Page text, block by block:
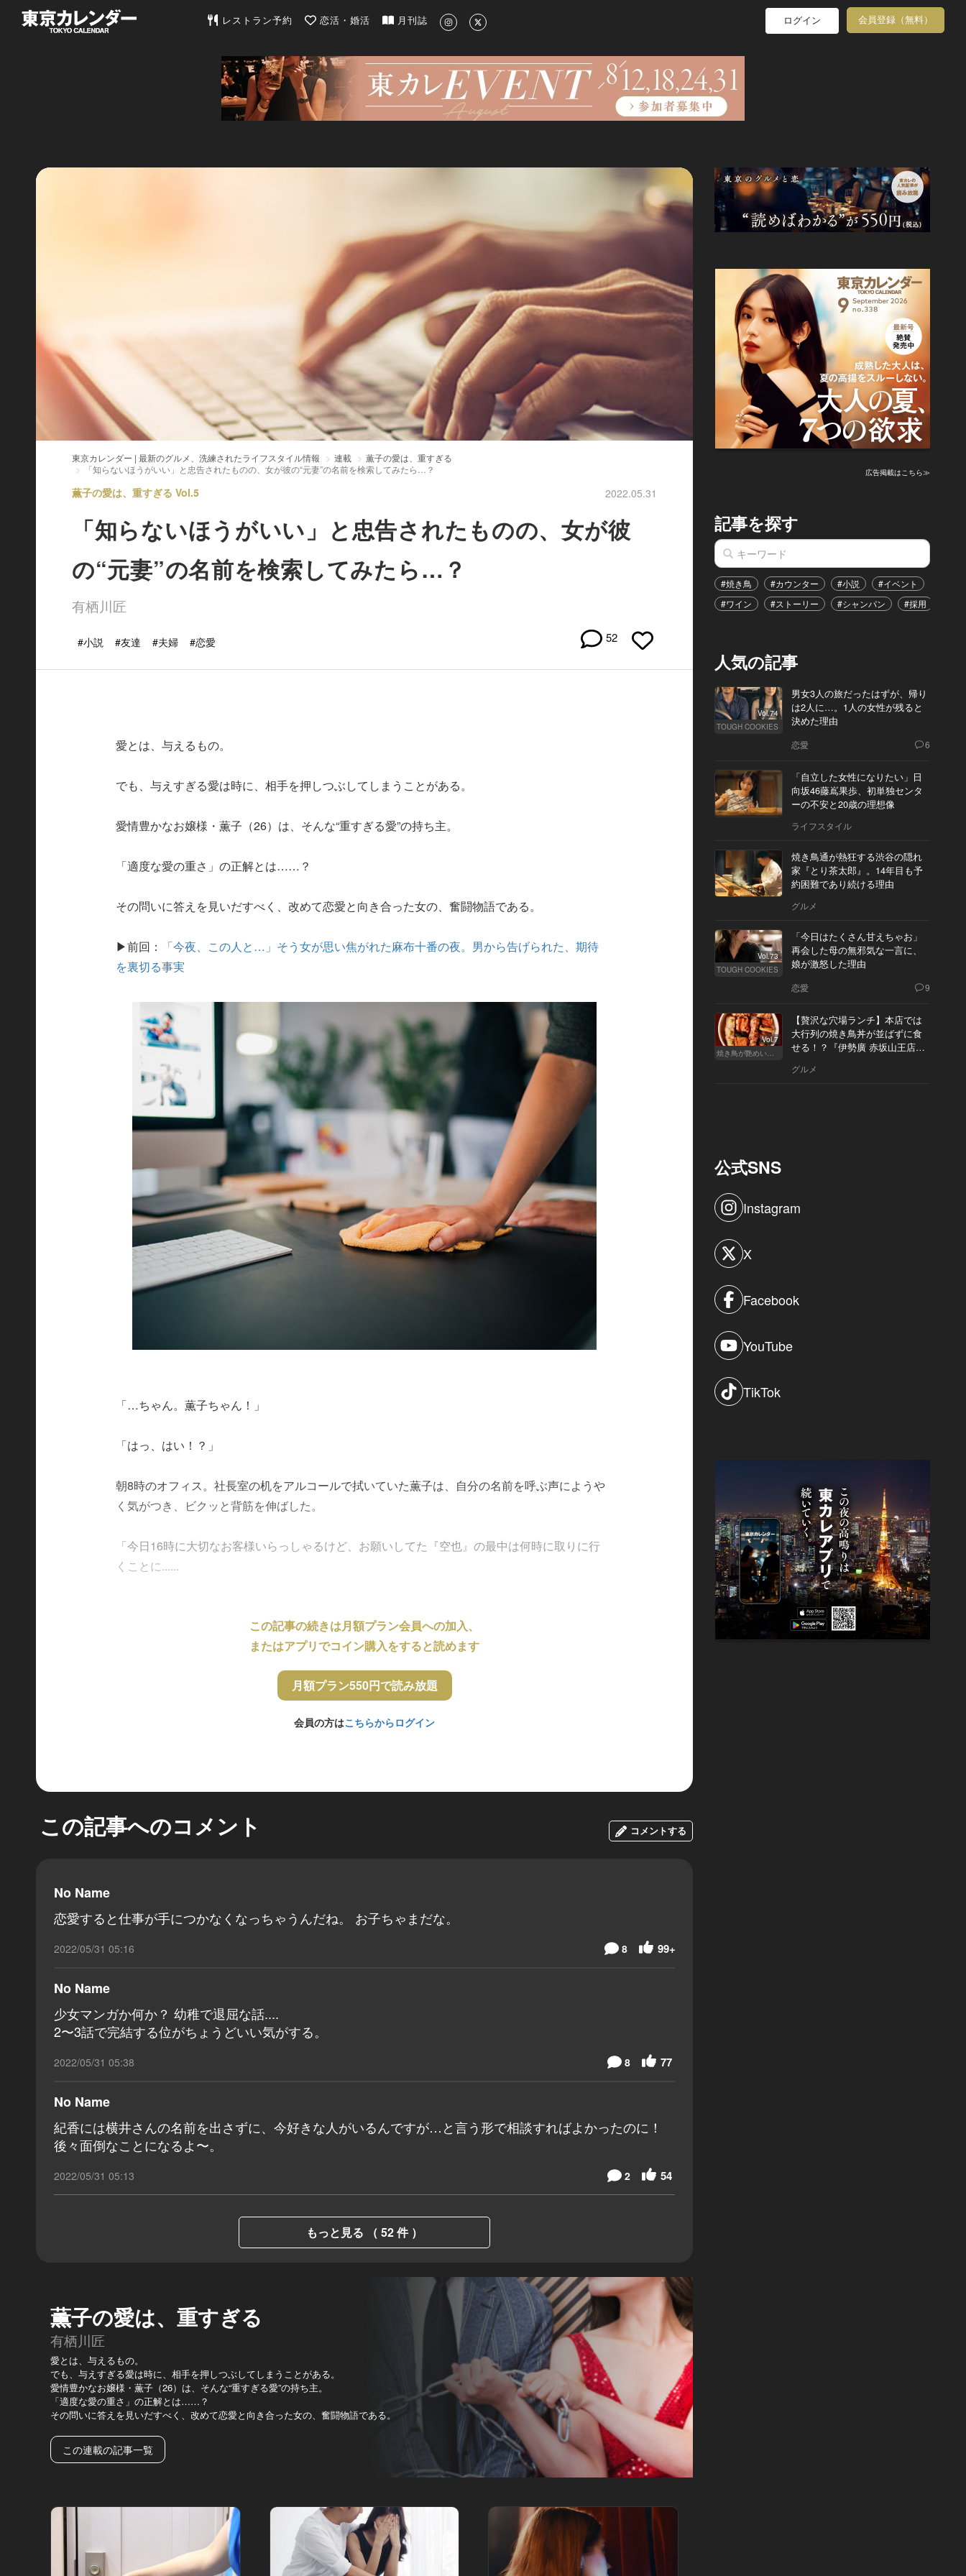
東京カレンダー | 最新のグルメ、洗練されたライフスタイル情報
レストラン予約 恋活・婚活 月刊誌 ログイン 会員登録（無料）
東京カレンダー | 最新のグルメ、洗練されたライフスタイル情報 連載
薫子の愛は、重すぎる
「知らないほうがいい」と忠告されたものの、女が彼の“元妻”の名前を検索してみたら…？
薫子の愛は、重すぎる Vol.5 2022.05.31
「知らないほうがいい」と忠告されたものの、女が彼
の“元妻”の名前を検索してみたら…？
有栖川匠
#小説 #友達 #夫婦 #恋愛 52
愛とは、与えるもの。
でも、与えすぎる愛は時に、相手を押しつぶしてしまうことがある。
愛情豊かなお嬢様・薫子（26）は、そんな“重すぎる愛”の持ち主。
「適度な愛の重さ」の正解とは……？
その問いに答えを見いだすべく、改めて恋愛と向き合った女の、奮闘物語である。
▶前回：
「今夜、この人と…」そう女が思い焦がれた麻布十番の夜。男から告げられた、期待
を裏切る事実
「…ちゃん。薫子ちゃん！」
「はっ、はい！？」
朝8時のオフィス。社長室の机をアルコールで拭いていた薫子は、自分の名前を呼ぶ声にようや
く気がつき、ビクッと背筋を伸ばした。
「今日16時に大切なお客様いらっしゃるけど、お願いしてた『空也』の最中は何時に取りに行
くことに......
この記事の続きは月額プラン会員への加入、
またはアプリでコイン購入をすると読めます
月額プラン550円で読み放題
会員の方はこちらからログイン
この記事へのコメント コメントする
No Name
恋愛すると仕事が手につかなくなっちゃうんだね。 お子ちゃまだな。
2022/05/31 05:16 99+
8
No Name
少女マンガか何か？ 幼稚で退屈な話....
2〜3話で完結する位がちょうどいい気がする。
2022/05/31 05:38 77
8
No Name
紀香には横井さんの名前を出さずに、今好きな人がいるんですが…と言う形で相談すればよかったのに！
後々面倒なことになるよ〜。
2022/05/31 05:13 54
2
もっと見る （ 52 件 ）
薫子の愛は、重すぎる
有栖川匠
愛とは、与えるもの。
でも、与えすぎる愛は時に、相手を押しつぶしてしまうことがある。
愛情豊かなお嬢様・薫子（26）は、そんな“重すぎる愛”の持ち主。
「適度な愛の重さ」の正解とは……？
その問いに答えを見いだすべく、改めて恋愛と向き合った女の、奮闘物語である。
この連載の記事一覧
広告掲載はこちら≫
記事を探す
#焼き鳥 #カウンター #小説 #イベント
#ワイン
#ストーリー #シャンパン #採用
人気の記事
Vol.74
TOUGH COOKIES
男女3人の旅だったはずが、帰り
は2人に…。1人の女性が残ると
決めた理由
恋愛 6
「自立した女性になりたい」日
向坂46藤嶌果歩、初単独センタ
ーの不安と20歳の理想像
ライフスタイル
焼き鳥通が熱狂する渋谷の隠れ
家『とり茶太郎』。14年目も予
約困難であり続ける理由
グルメ
Vol.73
TOUGH COOKIES
「今日はたくさん甘えちゃお」
再会した母の無邪気な一言に、
娘が激怒した理由
恋愛 9
Vol.7
焼き鳥が艶めいてきた
【贅沢な穴場ランチ】本店では
大行列の焼き鳥丼が並ばずに食
せる！？『伊勢廣 赤坂山王店』
グルメ
公式SNS
Instagram
X
Facebook
YouTube
TikTok